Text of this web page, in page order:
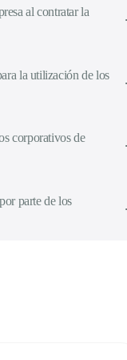
al contratar la
la utilización de los
corporativos de
parte de los